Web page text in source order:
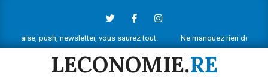
contentnewsletter, vous saurez tout. Ne manquez rien de l’actu
LECONOMIE.RE